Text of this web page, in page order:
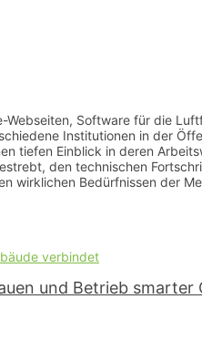
Webseiten, Software für die
Institutionen in der
tiefen Einblick in deren
den technischen
wirklichen Bedürfnissen der
und Betrieb smarter